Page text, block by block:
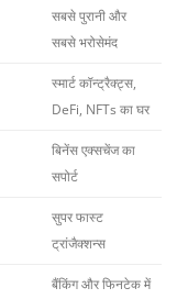
सबसे पुरानी और
सबसे भरोसेमंद
स्मार्ट कॉन्ट्रैक्ट्स,
DeFi, NFTs का घर
बिनेंस एक्सचेंज का
सपोर्ट
सुपर फास्ट
ट्रांजैक्शन्स
बैंकिंग और फिनटेक में